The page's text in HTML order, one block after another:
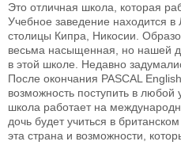
Это отличная школа, которая
Учебное заведение находится
столицы Кипра, Никосии.
весьма насыщенная, но нашей
в этой школе. Недавно
После окончания PASCAL
возможность поступить в любой
школа работает на
дочь будет учиться в
эта страна и возможности,